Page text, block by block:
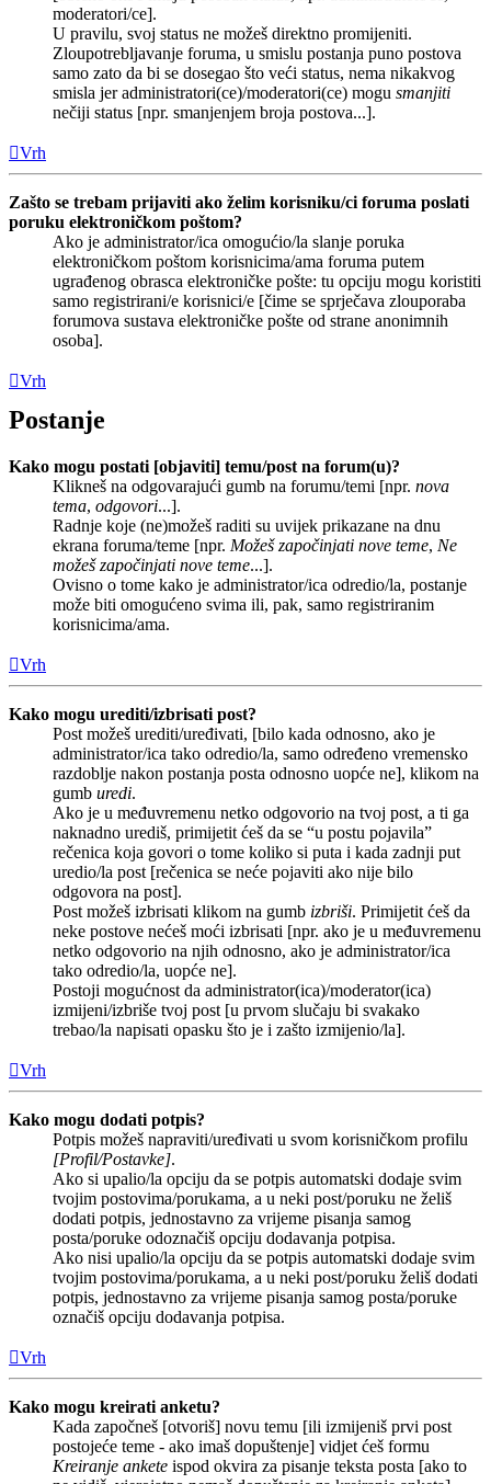
moderatori/ce].
U pravilu, svoj status ne možeš direktno promijeniti.
Zloupotrebljavanje foruma, u smislu postanja puno postova
samo zato da bi se dosegao što veći status, nema nikakvog
smisla jer administratori(ce)/moderatori(ce) mogu smanjiti
nečiji status [npr. smanjenjem broja postova...].
Vrh
Zašto se trebam prijaviti ako želim korisniku/ci foruma poslati
poruku elektroničkom poštom?
Ako je administrator/ica omogućio/la slanje poruka
elektroničkom poštom korisnicima/ama foruma putem
ugrađenog obrasca elektroničke pošte: tu opciju mogu koristiti
samo registrirani/e korisnici/e [čime se sprječava zlouporaba
forumova sustava elektroničke pošte od strane anonimnih
osoba].
Vrh
Postanje
Kako mogu postati [objaviti] temu/post na forum(u)?
Klikneš na odgovarajući gumb na forumu/temi [npr. nova
tema, odgovori...].
Radnje koje (ne)možeš raditi su uvijek prikazane na dnu
ekrana foruma/teme [npr. Možeš započinjati nove teme, Ne
možeš započinjati nove teme...].
Ovisno o tome kako je administrator/ica odredio/la, postanje
može biti omogućeno svima ili, pak, samo registriranim
korisnicima/ama.
Vrh
Kako mogu urediti/izbrisati post?
Post možeš urediti/uređivati, [bilo kada odnosno, ako je
administrator/ica tako odredio/la, samo određeno vremensko
razdoblje nakon postanja posta odnosno uopće ne], klikom na
gumb uredi.
Ako je u međuvremenu netko odgovorio na tvoj post, a ti ga
naknadno urediš, primijetit ćeš da se “u postu pojavila”
rečenica koja govori o tome koliko si puta i kada zadnji put
uredio/la post [rečenica se neće pojaviti ako nije bilo
odgovora na post].
Post možeš izbrisati klikom na gumb izbriši. Primijetit ćeš da
neke postove nećeš moći izbrisati [npr. ako je u međuvremenu
netko odgovorio na njih odnosno, ako je administrator/ica
tako odredio/la, uopće ne].
Postoji mogućnost da administrator(ica)/moderator(ica)
izmijeni/izbriše tvoj post [u prvom slučaju bi svakako
trebao/la napisati opasku što je i zašto izmijenio/la].
Vrh
Kako mogu dodati potpis?
Potpis možeš napraviti/uređivati u svom korisničkom profilu
[Profil/Postavke].
Ako si upalio/la opciju da se potpis automatski dodaje svim
tvojim postovima/porukama, a u neki post/poruku ne želiš
dodati potpis, jednostavno za vrijeme pisanja samog
posta/poruke odoznačiš opciju dodavanja potpisa.
Ako nisi upalio/la opciju da se potpis automatski dodaje svim
tvojim postovima/porukama, a u neki post/poruku želiš dodati
potpis, jednostavno za vrijeme pisanja samog posta/poruke
označiš opciju dodavanja potpisa.
Vrh
Kako mogu kreirati anketu?
Kada započneš [otvoriš] novu temu [ili izmijeniš prvi post
postojeće teme - ako imaš dopuštenje] vidjet ćeš formu
Kreiranje ankete ispod okvira za pisanje teksta posta [ako to